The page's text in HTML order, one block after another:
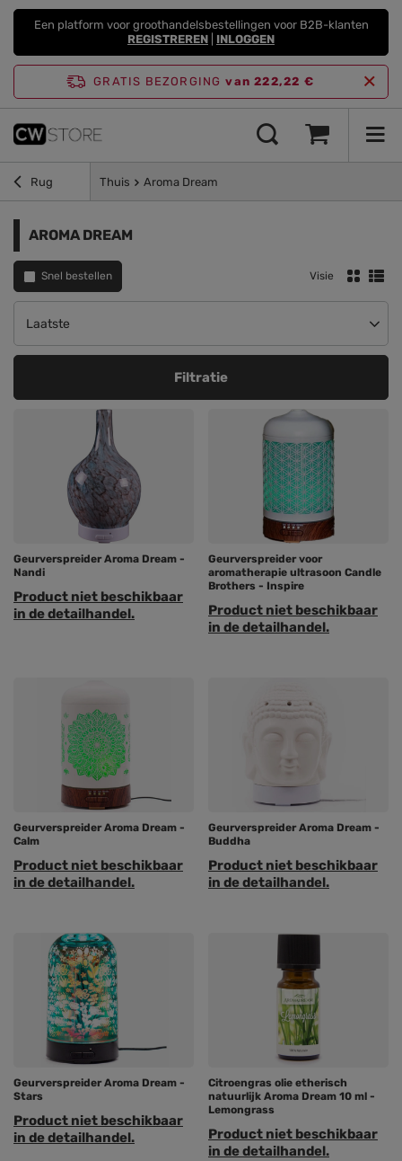
Een platform voor groothandelsbestellingen voor B2B-klanten
REGISTREREN
INLOGGEN
GRATIS BEZORGING van 222,22 €
Rug Thuis Aroma Dream
AROMA DREAM
Snel bestellen
Sortering wijzigen
Laatste
Visie
Filtratie
Geurverspreider Aroma Dream -
Nandi
Product niet beschikbaar
in de detailhandel.
Geurverspreider voor
aromatherapie ultrasoon Candle
Brothers - Inspire
Product niet beschikbaar
in de detailhandel.
Geurverspreider Aroma Dream -
Calm
Product niet beschikbaar
in de detailhandel.
Geurverspreider Aroma Dream -
Buddha
Product niet beschikbaar
in de detailhandel.
Geurverspreider Aroma Dream -
Stars
Product niet beschikbaar
in de detailhandel.
Citroengras olie etherisch
natuurlijk Aroma Dream 10 ml -
Lemongrass
Product niet beschikbaar
in de detailhandel.